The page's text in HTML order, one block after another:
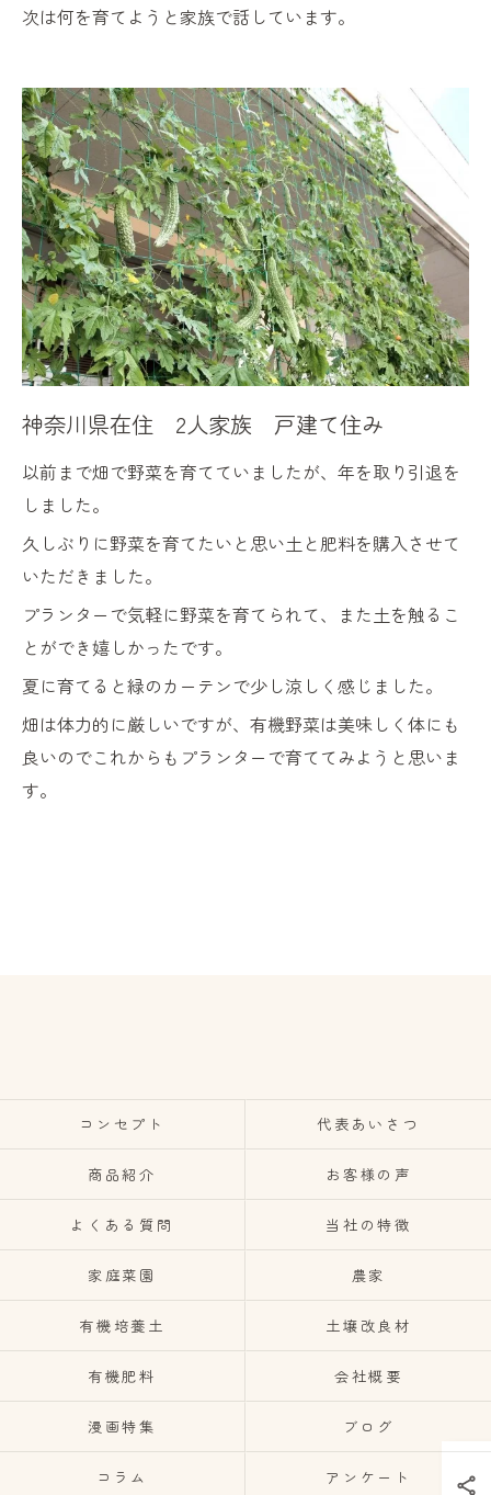
次は何を育てようと家族で話しています。
神奈川県在住 2人家族 戸建て住み
以前まで畑で野菜を育てていましたが、年を取り引退を
しました。
久しぶりに野菜を育てたいと思い土と肥料を購入させて
いただきました。
プランターで気軽に野菜を育てられて、また土を触るこ
とができ嬉しかったです。
夏に育てると緑のカーテンで少し涼しく感じました。
畑は体力的に厳しいですが、有機野菜は美味しく体にも
良いのでこれからもプランターで育ててみようと思いま
す。
コンセプト 代表あいさつ
商品紹介 お客様の声
よくある質問 当社の特徴
家庭菜園 農家
有機培養土 土壌改良材
有機肥料 会社概要
漫画特集 ブログ
コラム アンケート